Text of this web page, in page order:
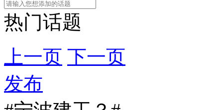
热门话题
上一页 下一页
发布